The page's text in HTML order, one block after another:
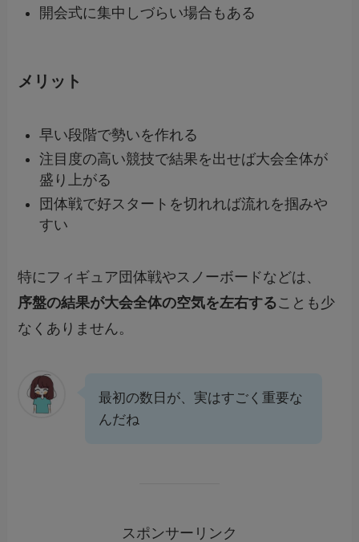
開会式に集中しづらい場合もある
メリット
早い段階で勢いを作れる
注目度の高い競技で結果を出せば大会全体が
盛り上がる
団体戦で好スタートを切れれば流れを掴みや
すい
特にフィギュア団体戦やスノーボードなどは、
序盤の結果が大会全体の空気を左右することも少
なくありません。
最初の数日が、実はすごく重要な
んだね
スポンサーリンク